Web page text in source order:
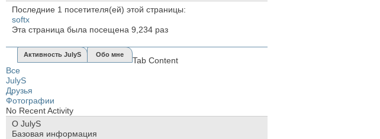
Последние 1 посетителя(ей) этой страницы:
softx
Эта страница была посещена 9,234 раз
Активность JulyS Обо мне
Tab Content
Все
JulyS
Друзья
Фотографии
No Recent Activity
О JulyS
Базовая информация